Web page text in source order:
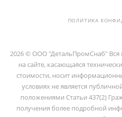
ПОЛИТИКА
2026 © ООО "ДетальПромСнаб" Вся
на сайте, касающаяся
стоимости, носит
условиях не является
положениями Статьи 437(2)
получения более подробной